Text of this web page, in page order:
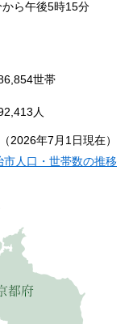
ら午後5時15分
世帯
人
（2026年7月1日現在）
市人口・世帯数の推移